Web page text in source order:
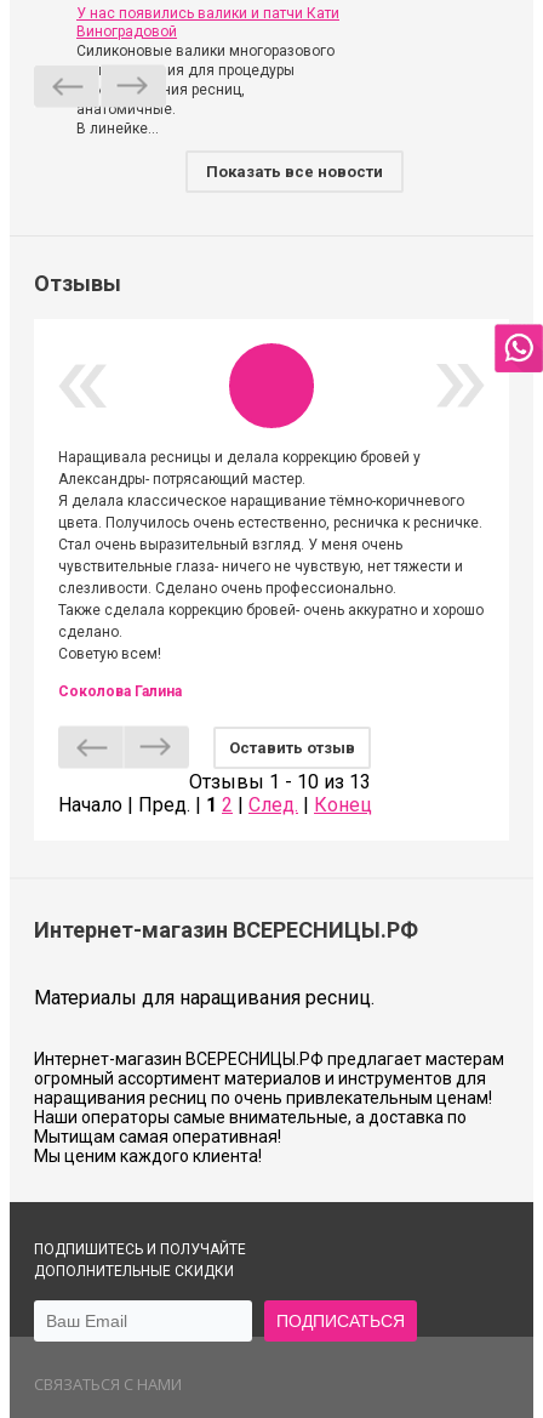
У нас появились валики и патчи Кати
Виноградовой
Силиконовые валики многоразового
использования для процедуры
ламинирования ресниц,
анатомичные.
В линейке...
Показать все новости
Отзывы
Наращивала ресницы и делала коррекцию бровей у
Александры- потрясающий мастер.
Я делала классическое наращивание тёмно-коричневого
цвета. Получилось очень естественно, ресничка к ресничке.
Стал очень выразительный взгляд. У меня очень
чувствительные глаза- ничего не чувствую, нет тяжести и
слезливости. Сделано очень профессионально.
Также сделала коррекцию бровей- очень аккуратно и хорошо
сделано.
Советую всем!
Соколова Галина
Оставить отзыв
Отзывы 1 - 10 из 13
Начало | Пред. | 1 2 След. Конец
Интернет-магазин ВСЕРЕСНИЦЫ.РФ
Материалы для наращивания ресниц.
Интернет-магазин ВСЕРЕСНИЦЫ.РФ предлагает мастерам
огромный ассортимент материалов и инструментов для
наращивания ресниц по очень привлекательным ценам!
Наши операторы самые внимательные, а доставка по
Мытищам самая оперативная!
Мы ценим каждого клиента!
ПОДПИШИТЕСЬ И ПОЛУЧАЙТЕ
ДОПОЛНИТЕЛЬНЫЕ СКИДКИ
СВЯЗАТЬСЯ С НАМИ